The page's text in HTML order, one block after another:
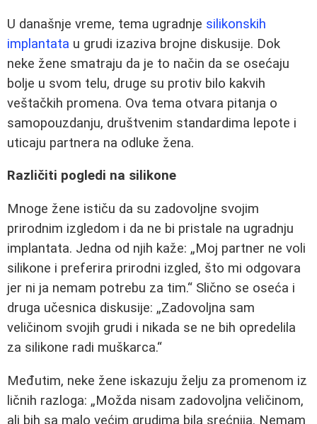
U današnje vreme, tema ugradnje silikonskih
implantata u grudi izaziva brojne diskusije. Dok
neke žene smatraju da je to način da se osećaju
bolje u svom telu, druge su protiv bilo kakvih
veštačkih promena. Ova tema otvara pitanja o
samopouzdanju, društvenim standardima lepote i
uticaju partnera na odluke žena.
Različiti pogledi na silikone
Mnoge žene ističu da su zadovoljne svojim
prirodnim izgledom i da ne bi pristale na ugradnju
implantata. Jedna od njih kaže:
Moj partner ne voli
silikone i preferira prirodni izgled, što mi odgovara
jer ni ja nemam potrebu za tim. Slično se oseća i
druga učesnica diskusije:
Zadovoljna sam
veličinom svojih grudi i nikada se ne bih opredelila
za silikone radi muškarca.
Međutim, neke žene iskazuju želju za promenom iz
ličnih razloga:
Možda nisam zadovoljna veličinom,
ali bih sa malo većim grudima bila srećnija. Nemam